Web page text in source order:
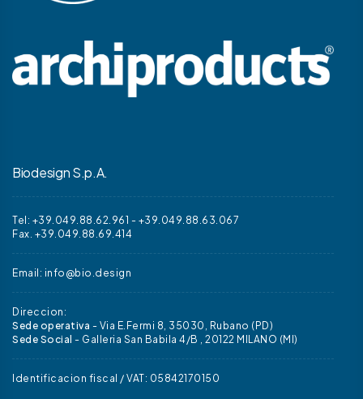
Biodesign S.p.A.
Tel: +39.049.88.62.961 - +39.049.88.63.067
Fax. +39.049.88.69.414
Email: info@bio.design
Direccion:
Sede operativa - Via E.Fermi 8, 35030, Rubano (PD)
Sede Social - Galleria San Babila 4/B , 20122 MILANO (MI)
Identificacion fiscal / VAT: 05842170150